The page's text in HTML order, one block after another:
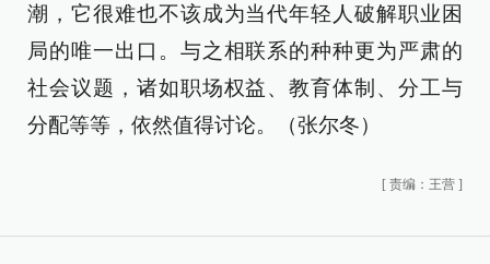
潮，它很难也不该成为当代年轻人破解职业困
局的唯一出口。与之相联系的种种更为严肃的
社会议题，诸如职场权益、教育体制、分工与
分配等等，依然值得讨论。（张尔冬）
[ 责编：王营 ]